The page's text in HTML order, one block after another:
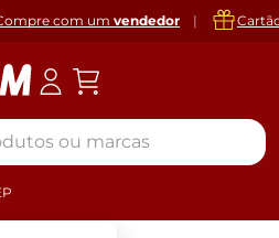
com um vendedor |